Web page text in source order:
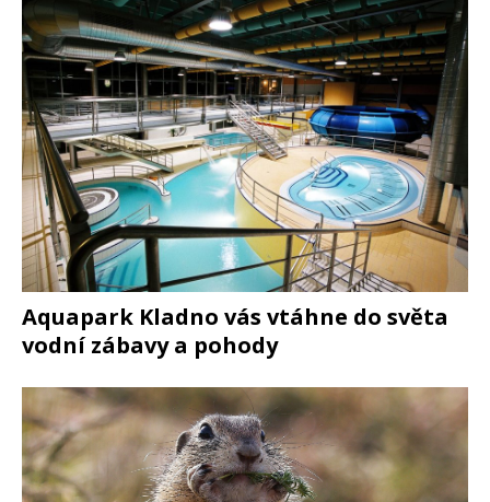
Aquapark Kladno vás vtáhne do světa
vodní zábavy a pohody